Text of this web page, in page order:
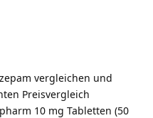
vergleichen und
Preisvergleich
10 mg Tabletten (50